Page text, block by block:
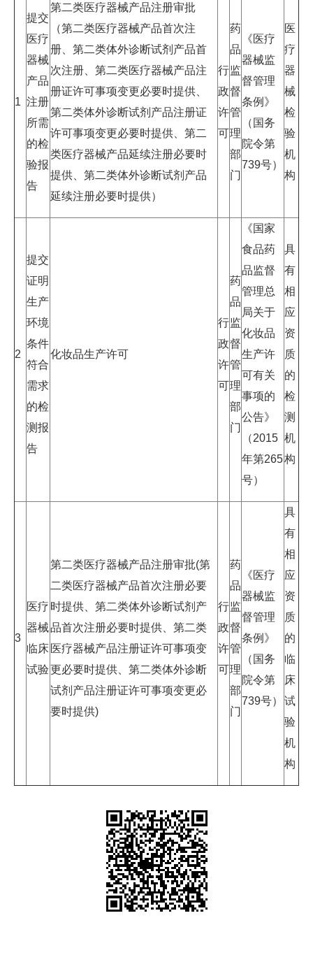
1
提交
医疗
器械
产品
注册
所需
的检
验报
告
第二类医疗器械产品注册审批
（第二类医疗器械产品首次注
册、第二类体外诊断试剂产品首
次注册、第二类医疗器械产品注
册证许可事项变更必要时提供、
第二类体外诊断试剂产品注册证
许可事项变更必要时提供、第二
类医疗器械产品延续注册必要时
提供、第二类体外诊断试剂产品
延续注册必要时提供）
行
政
许
可
药
品
监
督
管
理
部
门
《医疗
器械监
督管理
条例》
（国务
院令第
739号）
医
疗
器
械
检
验
机
构
2
提交
证明
生产
环境
条件
符合
需求
的检
测报
告
化妆品生产许可
行
政
许
可
药
品
监
督
管
理
部
门
《国家
食品药
品监督
管理总
局关于
化妆品
生产许
可有关
事项的
公告》
（2015
年第265
号）
具
有
相
应
资
质
的
检
测
机
构
3
医疗
器械
临床
试验
第二类医疗器械产品注册审批(第
二类医疗器械产品首次注册必要
时提供、第二类体外诊断试剂产
品首次注册必要时提供、第二类
医疗器械产品注册证许可事项变
更必要时提供、第二类体外诊断
试剂产品注册证许可事项变更必
要时提供)
行
政
许
可
药
品
监
督
管
理
部
门
《医疗
器械监
督管理
条例》
（国务
院令第
739号）
具
有
相
应
资
质
的
临
床
试
验
机
构